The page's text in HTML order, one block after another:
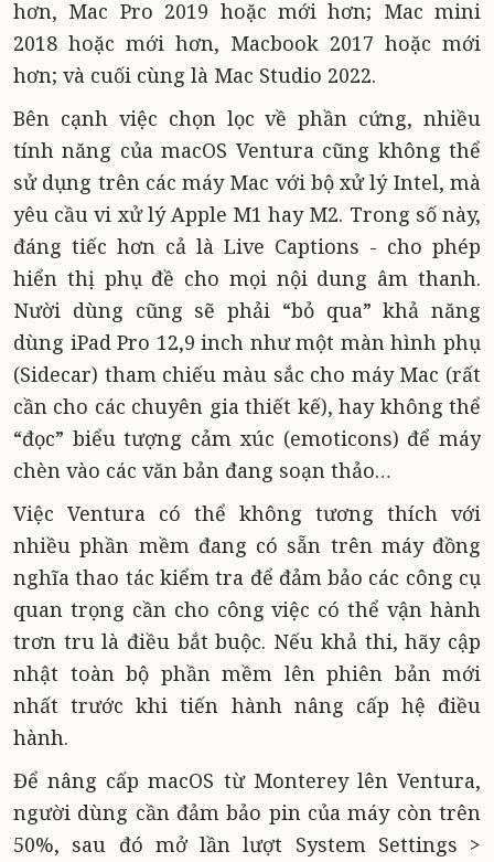
hơn, Mac Pro 2019 hoặc mới hơn; Mac mini
2018 hoặc mới hơn, Macbook 2017 hoặc mới
hơn; và cuối cùng là Mac Studio 2022.
Bên cạnh việc chọn lọc về phần cứng, nhiều
tính năng của macOS Ventura cũng không thể
sử dụng trên các máy Mac với bộ xử lý Intel, mà
yêu cầu vi xử lý Apple M1 hay M2. Trong số này,
đáng tiếc hơn cả là Live Captions - cho phép
hiển thị phụ đề cho mọi nội dung âm thanh.
Nười dùng cũng sẽ phải “bỏ qua” khả năng
dùng iPad Pro 12,9 inch như một màn hình phụ
(Sidecar) tham chiếu màu sắc cho máy Mac (rất
cần cho các chuyên gia thiết kế), hay không thể
“đọc” biểu tượng cảm xúc (emoticons) để máy
chèn vào các văn bản đang soạn thảo…
Việc Ventura có thể không tương thích với
nhiều phần mềm đang có sẵn trên máy đồng
nghĩa thao tác kiểm tra để đảm bảo các công cụ
quan trọng cần cho công việc có thể vận hành
trơn tru là điều bắt buộc. Nếu khả thi, hãy cập
nhật toàn bộ phần mềm lên phiên bản mới
nhất trước khi tiến hành nâng cấp hệ điều
hành.
Để nâng cấp macOS từ Monterey lên Ventura,
người dùng cần đảm bảo pin của máy còn trên
50%, sau đó mở lần lượt System Settings >